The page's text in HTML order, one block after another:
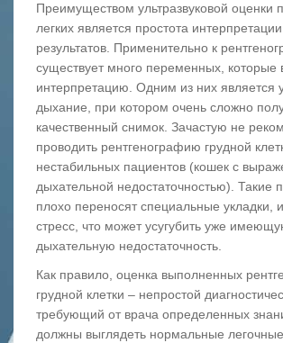
Преимуществом ультразвуковой оценки
легких является простота
результатов. Применительно к
существует много переменных, которые
интерпретацию. Одним из них является
дыхание, при котором очень сложно
качественный снимок. Зачастую не
проводить рентгенографию грудной
нестабильных пациентов (кошек с
дыхательной недостаточностью). Такие
плохо переносят специальные укладки,
стресс, что может усугубить уже
дыхательную недостаточность.
Как правило, оценка выполненных
грудной клетки – непростой
требующий от врача определенных
должны выглядеть нормальные